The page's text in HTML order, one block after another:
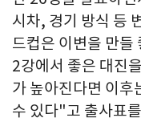
시차, 경기 방식 등
드컵은 이변을 만
2강에서 좋은 대진
가 높아진다면 이후
수 있다"고 출사표